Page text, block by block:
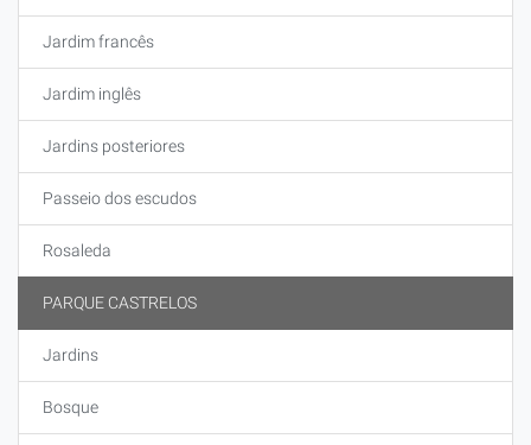
Jardim francês
Jardim inglês
Jardins posteriores
Passeio dos escudos
Rosaleda
PARQUE CASTRELOS
Jardins
Bosque